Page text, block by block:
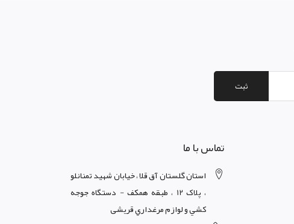
ثبت
تماس با ما
استان گلستان آق قلا ، خيابان شهيد تمنانلو
، پلاک 12 ، طبقه همکف - دستگاه جوجه
کشي و لوازم مرغداري قریشی